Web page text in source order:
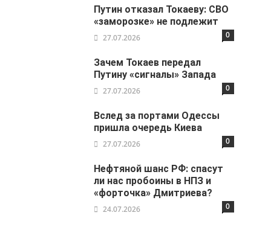
Путин отказал Токаеву: СВО
«заморозке» не подлежит
27.07.2026 0
Зачем Токаев передал
Путину «сигналы» Запада
27.07.2026 0
Вслед за портами Одессы
пришла очередь Киева
27.07.2026 0
Нефтяной шанс РФ: спасут
ли нас пробоины в НПЗ и
«форточка» Дмитриева?
24.07.2026 0